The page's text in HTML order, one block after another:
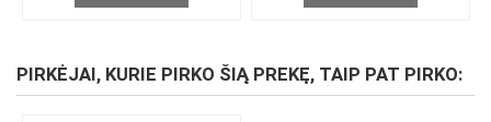
PIRKĖJAI, KURIE PIRKO ŠIĄ PREKĘ, TAIP PAT PIRKO: